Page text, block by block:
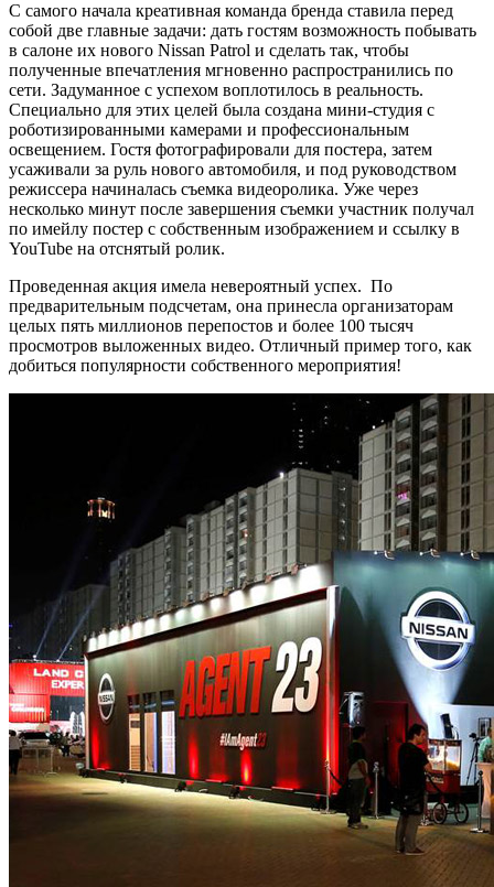
С самого начала креативная команда бренда ставила перед
собой две главные задачи: дать гостям возможность побывать
в салоне их нового Nissan Patrol и сделать так, чтобы
полученные впечатления мгновенно распространились по
сети. Задуманное с успехом воплотилось в реальность.
Специально для этих целей была создана мини-студия с
роботизированными камерами и профессиональным
освещением. Гостя фотографировали для постера, затем
усаживали за руль нового автомобиля, и под руководством
режиссера начиналась съемка видеоролика. Уже через
несколько минут после завершения съемки участник получал
по имейлу постер с собственным изображением и ссылку в
YouTube на отснятый ролик.
Проведенная акция имела невероятный успех. По
предварительным подсчетам, она принесла организаторам
целых пять миллионов перепостов и более 100 тысяч
просмотров выложенных видео. Отличный пример того, как
добиться популярности собственного мероприятия!